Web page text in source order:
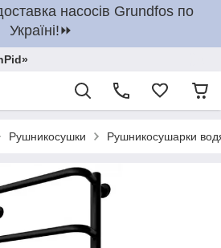
насосів Grundfos по
Україні!⏩
Рушникосушки Рушникосушарки